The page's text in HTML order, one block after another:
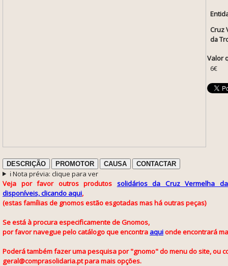
Cruz
da
Valor
6€
DESCRIÇÃO PROMOTOR CAUSA CONTACTAR
ℹ️ Nota prévia: clique para ver
Veja por favor outros produtos solidários da Cruz Vermelha
disponíveis, clicando aqui,
(estas famílias de gnomos estão esgotadas mas há outras peças)
Se está à procura especificamente de Gnomos,
por favor navegue pelo catálogo que encontra aquionde encontrará
Poderá também fazer uma pesquisa por "gnomo" do menu do site, ou
geral@comprasolidaria.pt para mais opções.